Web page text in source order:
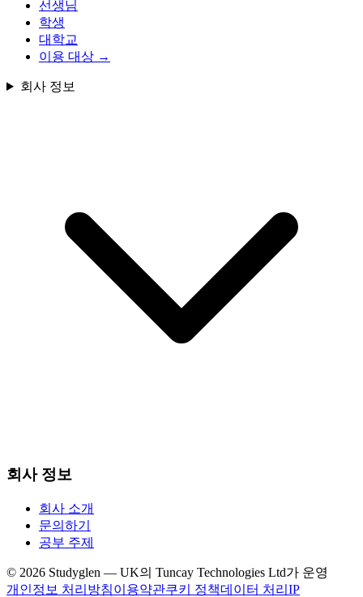
선생님
학생
대학교
이용 대상 →
회사 정보
회사 정보
회사 소개
문의하기
공부 주제
© 2026 Studyglen — UK의 Tuncay Technologies Ltd가 운영
개인정보 처리방침이용약관쿠키 정책데이터 처리 IP